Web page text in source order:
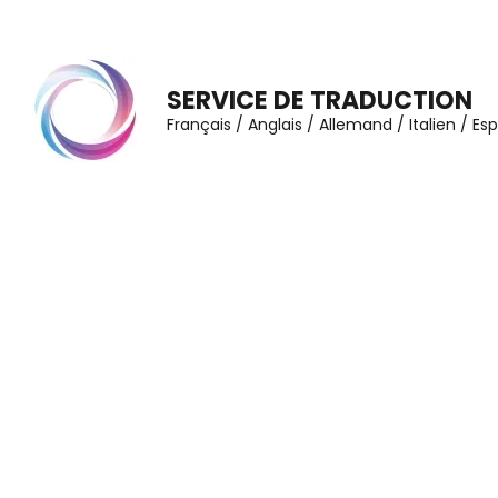
contenu
(Pressez
Entrée)
SERVICE DE TRADUCTION
Français / Anglais / Allemand / Italien /